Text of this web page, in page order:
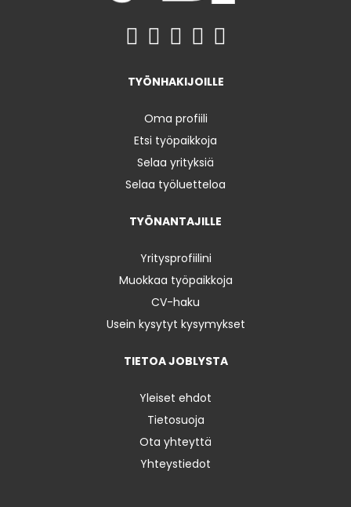
TYÖNHAKIJOILLE
Oma profiili
Etsi työpaikkoja
Selaa yrityksiä
Selaa työluetteloa
TYÖNANTAJILLE
Yritysprofiilini
Muokkaa työpaikkoja
CV-haku
Usein kysytyt kysymykset
TIETOA JOBLYSTA
Yleiset ehdot
Tietosuoja
Ota yhteyttä
Yhteystiedot